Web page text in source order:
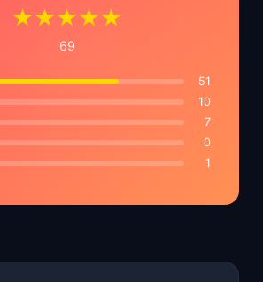
★★★★★
69
51
10
7
0
1